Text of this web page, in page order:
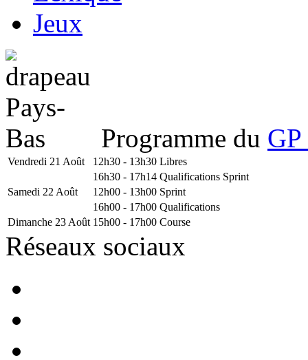
Jeux
Programme du
Vendredi 21 Août 12h30 - 13h30 Libres
16h30 - 17h14 Qualifications Sprint
Samedi 22 Août
12h00 - 13h00 Sprint
16h00 - 17h00 Qualifications
Dimanche 23 Août 15h00 - 17h00 Course
Réseaux sociaux